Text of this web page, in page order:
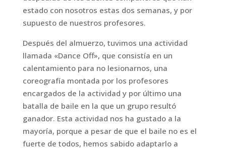
estado con nosotros estas dos semanas, y por
supuesto de nuestros profesores.
Después del almuerzo, tuvimos una actividad
llamada «Dance Off», que consistía en un
calentamiento para no lesionarnos, una
coreografía montada por los profesores
encargados de la actividad y por último una
batalla de baile en la que un grupo resultó
ganador. Esta actividad nos ha gustado a la
mayoría, porque a pesar de que el baile no es el
fuerte de todos, hemos sabido adaptarlo a